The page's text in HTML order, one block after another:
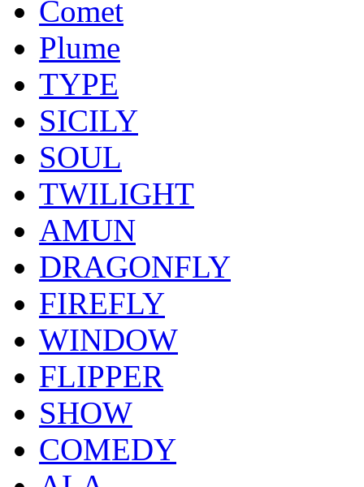
Comet
Plume
TYPE
SICILY
SOUL
TWILIGHT
AMUN
DRAGONFLY
FIREFLY
WINDOW
FLIPPER
SHOW
COMEDY